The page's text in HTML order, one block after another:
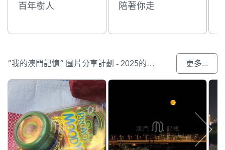
百年樹人 陪著你走
“我的澳門記憶” 圖片分享計劃 - 2025的參與作品 更多...